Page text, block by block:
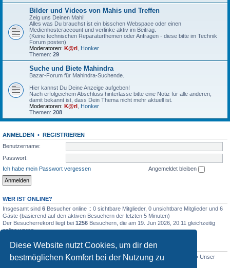
Diese Website nutzt Cookies, um dir den
bestmöglichen Komfort bei der Nutzung zu
Bilder und Videos von Mahis und Treffen
Zeig uns Deinen Mahi!
Alles was Du brauchst ist ein bisschen Webspace oder einen
Medienhosteraccount und verlinke aktiv im Beitrag.
(Keine technischen Reparaturthemen oder Anfragen - diese bitte im Technik
Forum posten)
Moderatoren: K@rl Honker
Themen: 29
Suche und Biete Mahindra
Bazar-Forum für Mahindra-Suchende.
Hier kannst Du Deine Anzeige aufgeben!
Nach erfolgeichem Abschluss hinterlasse bitte eine Notiz für alle anderen,
damit bekannt ist, dass Dein Thema nicht mehr aktuell ist.
Moderatoren: K@rl Honker
Themen: 208
ANMELDEN • REGISTRIEREN
Benutzername:
Passwort:
Ich habe mein Passwort vergessen
Angemeldet bleiben
WER IST ONLINE?
Insgesamt sind 6 Besucher online :: 0 sichtbare Mitglieder, 0 unsichtbare Mitglieder und 6
Gäste (basierend auf den aktiven Besuchern der letzten 5 Minuten)
Der Besucherrekord liegt bei 1256 Besuchern, die am 19. Jun 2026, 20:11 gleichzeitig
online waren.
STATISTIK
Beiträge insgesamt4515 • Themen insgesamt801 • Mitglieder insgesamt
• Unser
neuestes Mitglied: